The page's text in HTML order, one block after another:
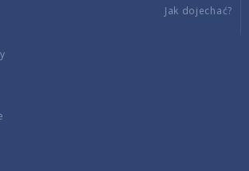
Jak dojechać?